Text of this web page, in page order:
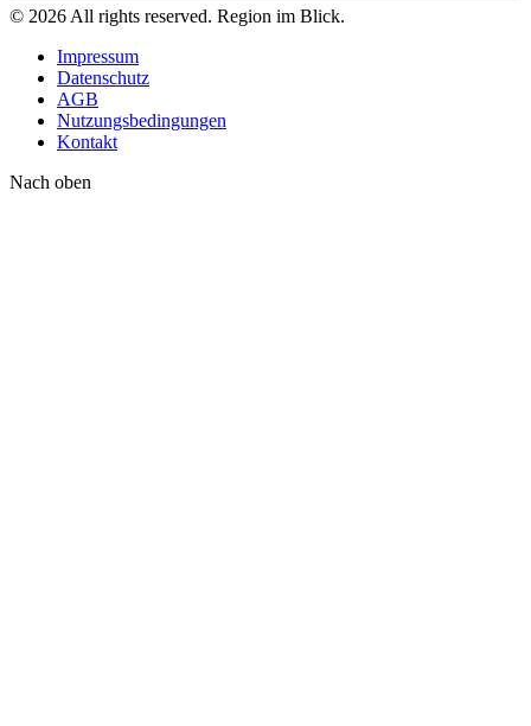
© 2026 All rights reserved. Region im Blick.
Impressum
Datenschutz
AGB
Nutzungsbedingungen
Kontakt
Nach oben